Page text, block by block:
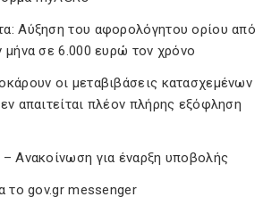
Αύξηση του αφορολόγητου ορίου από
μήνα σε 6.000 ευρώ τον χρόνο
οι μεταβιβάσεις κατασχεμένων
απαιτείται πλέον πλήρης εξόφληση
Ανακοίνωση για έναρξη υποβολής
το gov.gr messenger